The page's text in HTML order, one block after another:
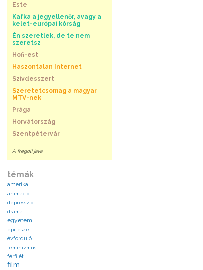
Este
Kafka a jegyellenőr, avagy a
kelet-európai kórság
Én szeretlek, de te nem
szeretsz
Hofi-est
Haszontalan Internet
Szívdesszert
Szeretetcsomag a magyar
MTV-nek
Prága
Horvátország
Szentpétervár
A fregoli java
témák
amerikai
animáció
depresszió
dráma
egyetem
építészet
évforduló
feminizmus
férfilét
film